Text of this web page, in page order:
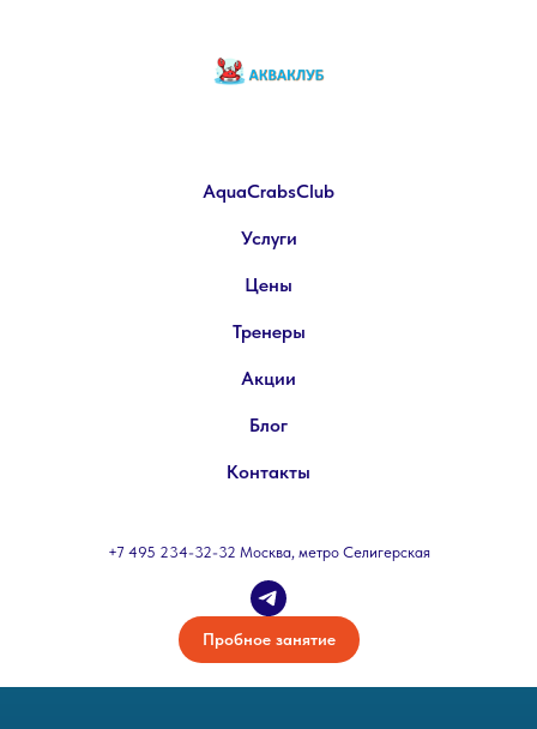
AquaCrabsClub
Услуги
Цены
Тренеры
Акции
Блог
Контакты
+7 495 234-32-32 Москва, метро Селигерская
Пробное занятие